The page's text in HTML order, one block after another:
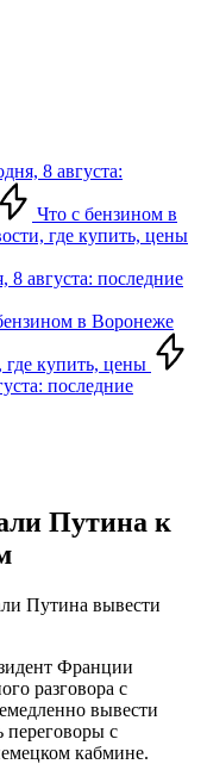
8 августа:
Что с бензином в
где купить, цены
8 августа: последние
в Воронеже
где купить, цены
последние
Путина к
Путина вывести
Франции
разговора с
вывести
переговоры с
кабмине.